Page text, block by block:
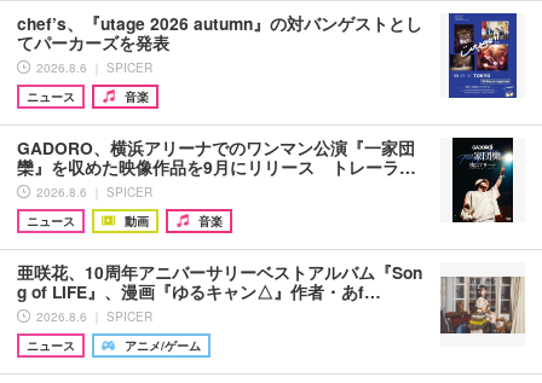
chef’s、『utage 2026 autumn』の対バンゲストとし
てパーカーズを発表
2026.8.6 ｜ SPICER
ニュース
音楽
GADORO、横浜アリーナでのワンマン公演『一家団
欒』を収めた映像作品を9月にリリース トレーラ…
2026.8.6 ｜ SPICER
ニュース
動画 音楽
亜咲花、10周年アニバーサリーベストアルバム『Son
g of LIFE』、漫画『ゆるキャン△』作者・あf…
2026.8.6 ｜ SPICER
ニュース
アニメ/ゲーム